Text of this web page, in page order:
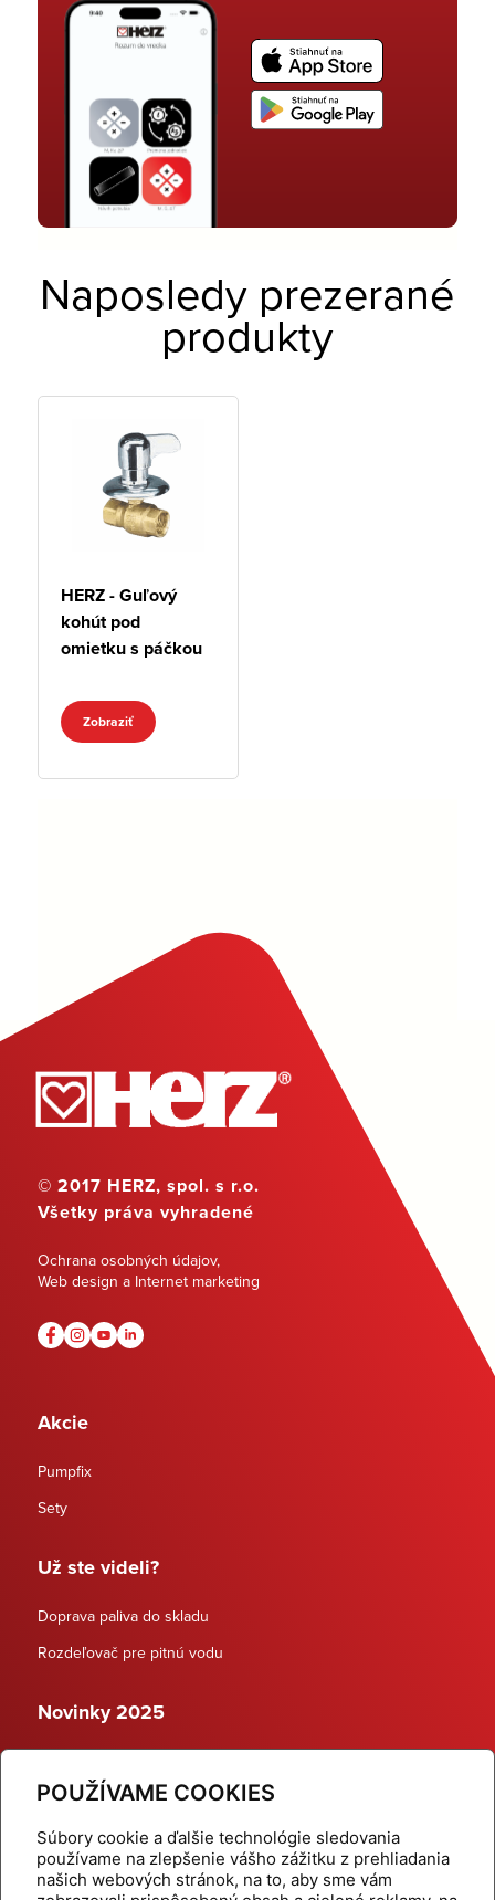
POUŽÍVAME COOKIES
Súbory cookie a ďalšie technológie sledovania
používame na zlepšenie vášho zážitku z prehliadania
našich webových stránok, na to, aby sme vám
Naposledy prezerané
produkty
HERZ - Guľový
kohút pod
omietku s páčkou
Zobraziť
© 2017 HERZ, spol. s r.o.
Všetky práva vyhradené
Ochrana osobných údajov,
Web design a Internet marketing
Akcie
Pumpfix
Sety
Už ste videli?
Doprava paliva do skladu
Rozdeľovač pre pitnú vodu
Novinky 2025
Dynamické termostatické ventily